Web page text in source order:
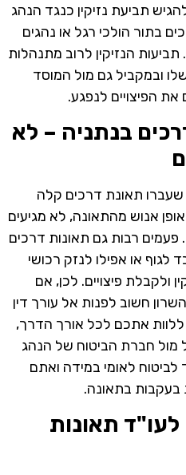
תביעת נזיקין כנגד הנהג
בתור הולכי רגל או נהגים
הנזיקין לרוב מתנהלות
ובמקביל גם מול המוסד
הפיצויים לנפגע.
בנתניה – לא
שעברו תאונת דרכים קלה
אנוש מהתאונה, לא מגיעים
רבות גם תאונות דרכים
או אפילו לנזק רכושי
ולקבלת פיצויים. לכן, אם
חשוב לפנות אל עורך דין
ללוות אתכם לכל אורך הדרך,
מול חברת הביטוח של הנהג
לביטוח לאומי במידה ואתם
בעקבות בתאונה.
לעו"ד תאונות